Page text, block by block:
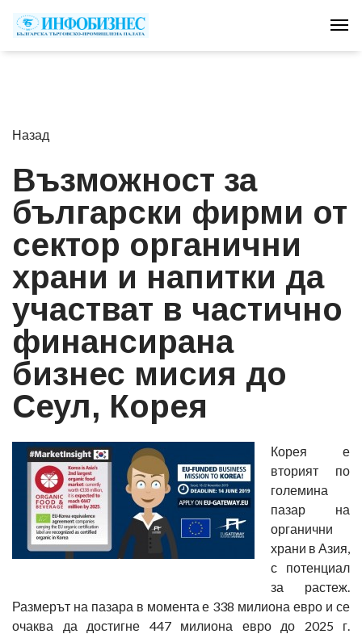
Назад
Възможност за
български фирми от
сектор органични
храни и напитки да
участват в частично
финансирана
бизнес мисия до
Сеул, Корея
Корея е
вторият по
големина
пазар на
органични
храни в Азия,
с потенциал
за растеж.
Размерът на пазара в момента е 338 милиона евро и се
очаква да достигне 447 милиона евро до 2025 г.